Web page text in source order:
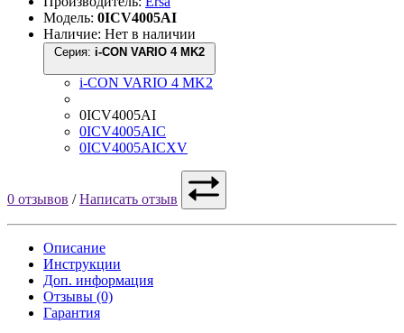
Модель: 0ICV4005AI
Наличие: Нет в наличии
Серия:
i-CON VARIO 4 MK2
0ICV4005AI
0ICV4005AIC
0ICV4005AICXV
0 отзывов /Написать отзыв
Описание
Инструкции
Доп. информация
Отзывы (0)
Гарантия